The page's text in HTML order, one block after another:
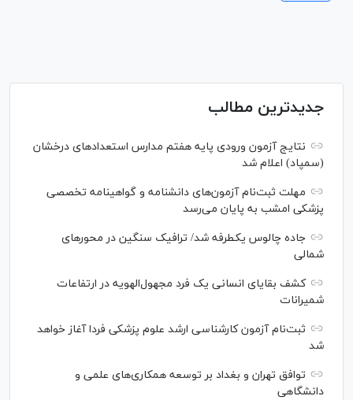
جدیدترین مطالب
نتایج آزمون ورودی پایه هفتم مدارس استعدادهای درخشان
(سمپاد) اعلام شد
مهلت ثبت‌نام آزمون‌های دانشنامه و گواهینامه تخصصی
پزشکی امشب به پایان می‌رسد
جاده چالوس یکطرفه شد/ ترافیک سنگین در محورهای
شمالی
کشف بقایای انسانی یک فرد مجهول‌الهویه در ارتفاعات
شمیرانات
ثبت‌نام آزمون کارشناسی ارشد علوم پزشکی فردا آغاز خواهد
شد
توافق تهران و بغداد بر توسعه همکاری‌های علمی و
دانشگاهی